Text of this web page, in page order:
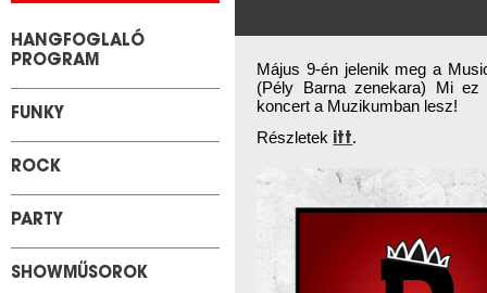
HANGFOGLALÓ
PROGRAM
FUNKY
ROCK
PARTY
SHOWMŰSOROK
Május 9-én jelenik meg a
(Pély Barna zenekara) Mi
koncert a Muzikumban lesz!
Részletek itt.